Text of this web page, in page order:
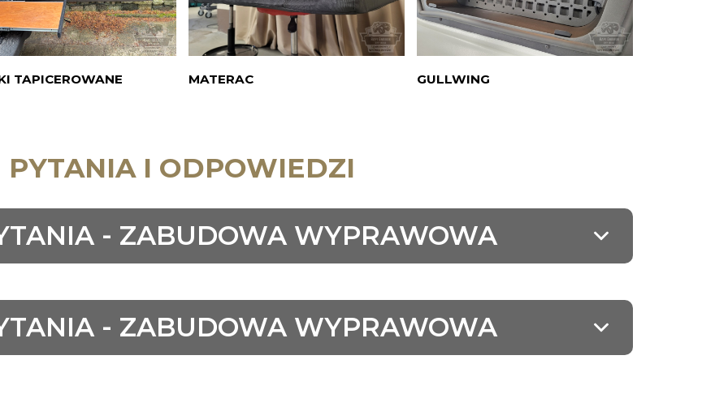
TAPICEROWANE MATERAC GULLWING
PYTANIA I ODPOWIEDZI
- ZABUDOWA WYPRAWOWA
- ZABUDOWA WYPRAWOWA